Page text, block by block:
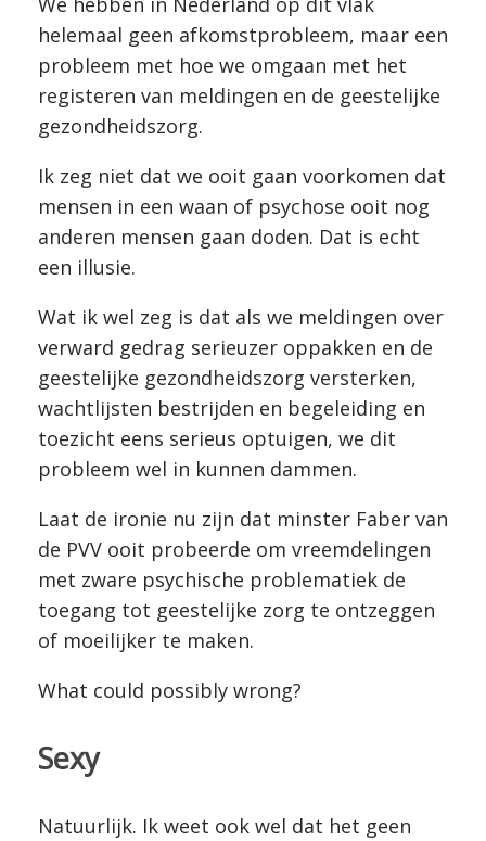
helemaal geen afkomstprobleem, maar een
probleem met hoe we omgaan met het
registeren van meldingen en de geestelijke
gezondheidszorg.
Ik zeg niet dat we ooit gaan voorkomen dat
mensen in een waan of psychose ooit nog
anderen mensen gaan doden. Dat is echt
een illusie.
Wat ik wel zeg is dat als we meldingen over
verward gedrag serieuzer oppakken en de
geestelijke gezondheidszorg versterken,
wachtlijsten bestrijden en begeleiding en
toezicht eens serieus optuigen, we dit
probleem wel in kunnen dammen.
Laat de ironie nu zijn dat minster Faber van
de PVV ooit probeerde om vreemdelingen
met zware psychische problematiek de
toegang tot geestelijke zorg te ontzeggen
of moeilijker te maken.
What could possibly wrong?
Sexy
Natuurlijk. Ik weet ook wel dat het geen